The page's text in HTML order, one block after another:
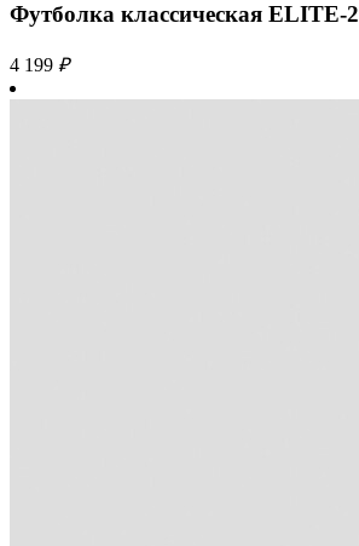
Футболка классическая ELITE-2
4 199 ₽